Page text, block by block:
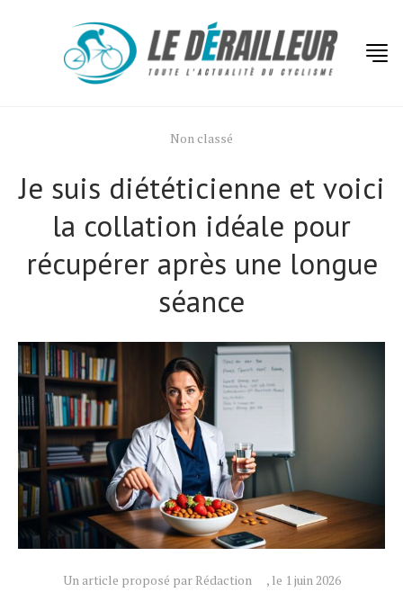
Non classé
Je suis diététicienne et voici
la collation idéale pour
récupérer après une longue
séance
Un article proposé par Rédaction , le 1 juin 2026